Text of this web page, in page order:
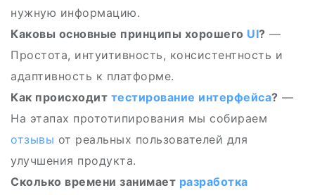
нужную информацию.
Каковы основные принципы хорошего UI? —
Простота, интуитивность, консистентность и
адаптивность к платформе.
Как происходит тестирование интерфейса? —
На этапах прототипирования мы собираем
отзывы от реальных пользователей для
улучшения продукта.
Сколько времени занимает разработка